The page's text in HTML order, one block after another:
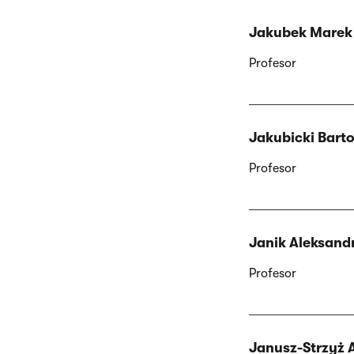
Jakubek Marek
Profesor
Jakubicki
Profesor
Janik
Profesor
Janusz-Strzyż